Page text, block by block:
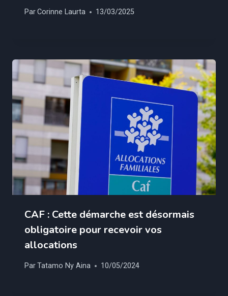
ParCorinne Laurta 13/03/2025
CAF : Cette démarche est désormais
obligatoire pour recevoir vos
allocations
ParTatamo Ny Aina 10/05/2024